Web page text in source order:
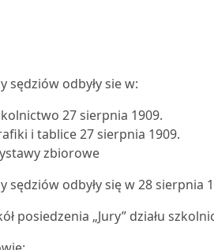
sędziów odbyły sie w:
27 sierpnia 1909.
i tablice 27 sierpnia 1909.
zbiorowe
sędziów odbyły się w 28 sierpnia
posiedzenia „Jury” działu